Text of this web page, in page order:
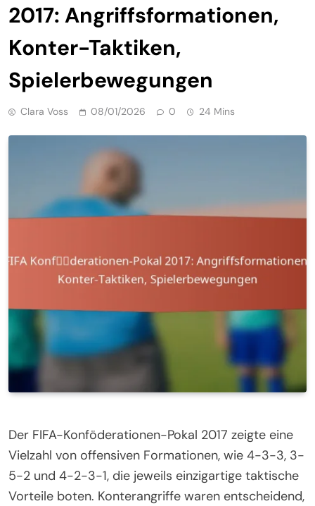
2017: Angriffsformationen,
Konter-Taktiken,
Spielerbewegungen
Clara Voss 08/01/2026 0 24 Mins
Der FIFA-Konföderationen-Pokal 2017 zeigte eine
Vielzahl von offensiven Formationen, wie 4-3-3, 3-
5-2 und 4-2-3-1, die jeweils einzigartige taktische
Vorteile boten. Konterangriffe waren entscheidend,